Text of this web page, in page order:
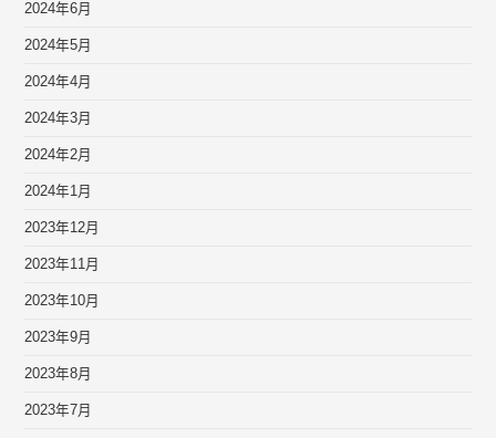
2024年6月
2024年5月
2024年4月
2024年3月
2024年2月
2024年1月
2023年12月
2023年11月
2023年10月
2023年9月
2023年8月
2023年7月